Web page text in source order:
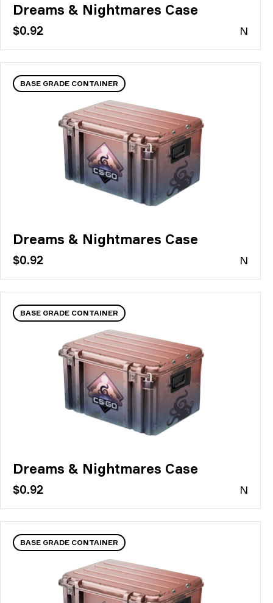
Dreams & Nightmares Case
$0.92 N
BASE GRADE CONTAINER
Dreams & Nightmares Case
$0.92 N
BASE GRADE CONTAINER
Dreams & Nightmares Case
$0.92 N
BASE GRADE CONTAINER